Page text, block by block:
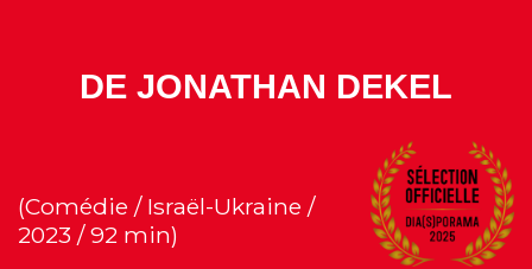
DE JONATHAN DEKEL
(Comédie / Israël-Ukraine /
2023 / 92 min)